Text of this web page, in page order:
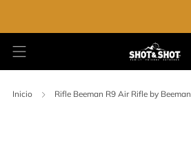
Inicio Rifle Beeman R9 Air Rifle by Beeman